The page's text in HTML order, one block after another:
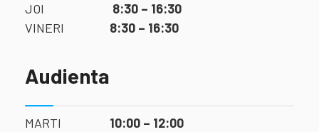
JOI 8:30 – 16:30
VINERI 8:30 – 16:30
Audienta
MARTI 10:00 – 12:00